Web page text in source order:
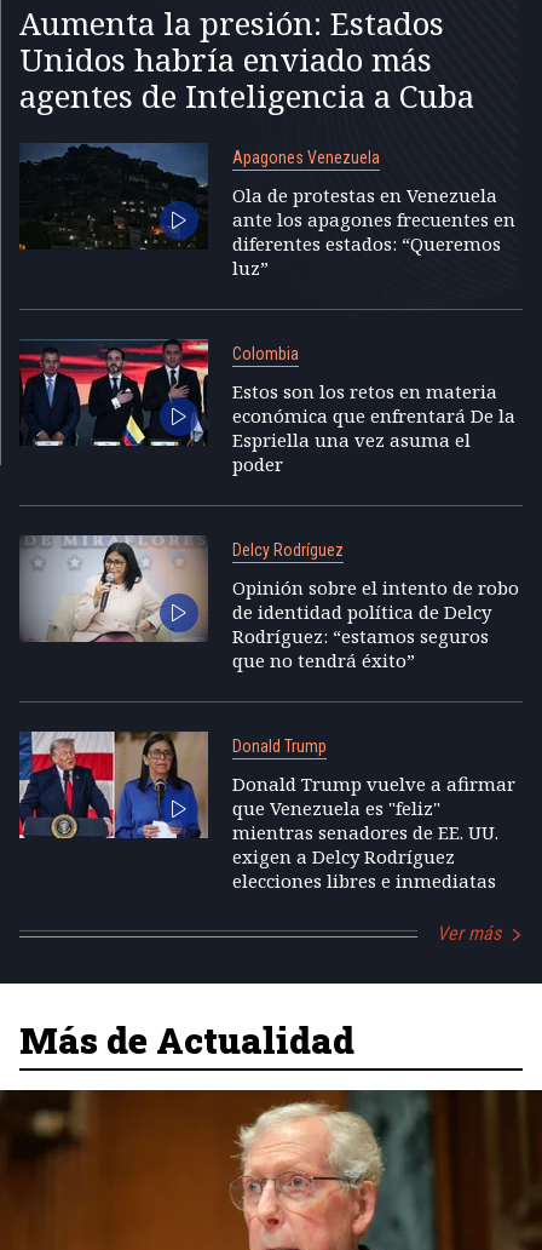
Aumenta la presión: Estados
Unidos habría enviado más
agentes de Inteligencia a Cuba
Apagones Venezuela
Ola de protestas en Venezuela
ante los apagones frecuentes en
diferentes estados: “Queremos
luz”
Colombia
Estos son los retos en materia
económica que enfrentará De la
Espriella una vez asuma el
poder
Delcy Rodríguez
Opinión sobre el intento de robo
de identidad política de Delcy
Rodríguez: “estamos seguros
que no tendrá éxito”
Donald Trump
Donald Trump vuelve a afirmar
que Venezuela es "feliz"
mientras senadores de EE. UU.
exigen a Delcy Rodríguez
elecciones libres e inmediatas
Ver más
Más de Actualidad